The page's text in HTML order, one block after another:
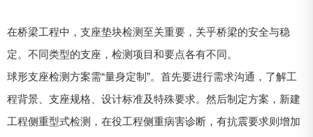
在桥梁工程中，支座垫块检测至关重要，关乎桥梁的安全与稳
定。不同类型的支座，检测项目和要点各有不同。
球形支座检测方案需“量身定制”。首先要进行需求沟通，了解工
程背景、支座规格、设计标准及特殊要求。然后制定方案，新建
工程侧重型式检测，在役工程侧重病害诊断，有抗震要求则增加